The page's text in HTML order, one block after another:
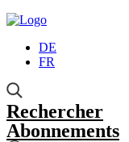
DE
FR
Rechercher
Abonnements